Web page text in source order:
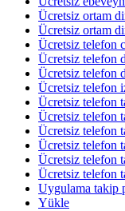
Ücretsiz ortam
Ücretsiz ortam
Ücretsiz telefon
Ücretsiz telefon
Ücretsiz telefon
Ücretsiz telefon
Ücretsiz telefon
Ücretsiz telefon
Ücretsiz telefon
Ücretsiz telefon
Ücretsiz telefon
Ücretsiz telefon
Uygulama takip
Yükle